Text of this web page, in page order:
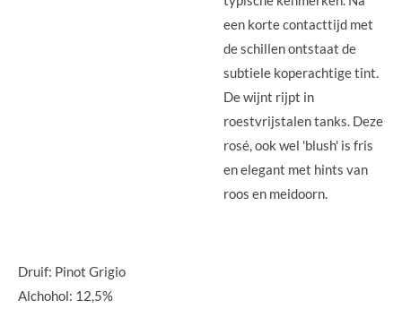
een korte contacttijd met
de schillen ontstaat de
subtiele koperachtige tint.
De wijnt rijpt in
roestvrijstalen tanks. Deze
rosé, ook wel 'blush' is fris
en elegant met hints van
roos en meidoorn.
Druif: Pinot Grigio
Alchohol: 12,5%